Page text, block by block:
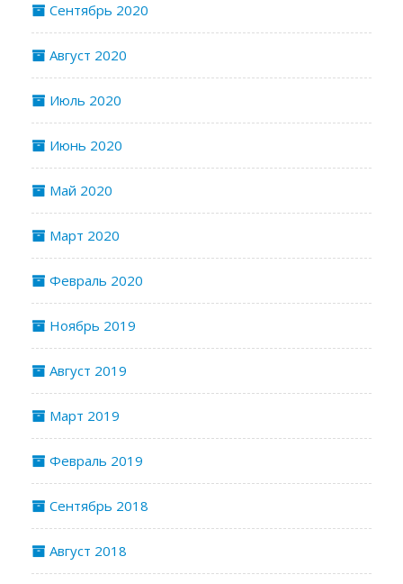
Сентябрь 2020
Август 2020
Июль 2020
Июнь 2020
Май 2020
Март 2020
Февраль 2020
Ноябрь 2019
Август 2019
Март 2019
Февраль 2019
Сентябрь 2018
Август 2018